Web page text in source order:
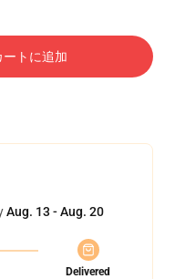
ートに追加
Aug. 13 - Aug. 20
Delivered